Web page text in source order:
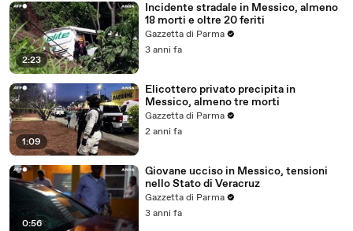
2:23
Incidente stradale in Messico, almeno
18 morti e oltre 20 feriti
Gazzetta di Parma
3 anni fa
1:09
Elicottero privato precipita in
Messico, almeno tre morti
Gazzetta di Parma
2 anni fa
0:56
Giovane ucciso in Messico, tensioni
nello Stato di Veracruz
Gazzetta di Parma
3 anni fa